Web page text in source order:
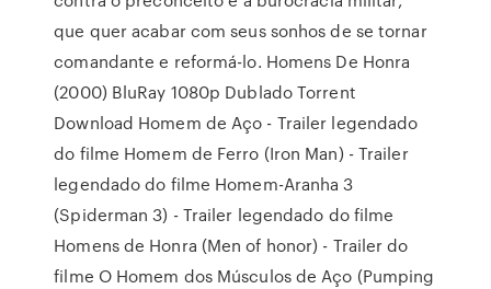
que quer acabar com seus sonhos de se tornar
comandante e reformá-lo. Homens De Honra
(2000) BluRay 1080p Dublado Torrent
Download Homem de Aço - Trailer legendado
do filme Homem de Ferro (Iron Man) - Trailer
legendado do filme Homem-Aranha 3
(Spiderman 3) - Trailer legendado do filme
Homens de Honra (Men of honor) - Trailer do
filme O Homem dos Músculos de Aço (Pumping